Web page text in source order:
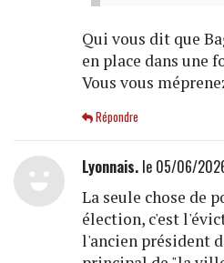
Qui vous dit que
en place dans une
Vous vous
Répondre
Lyonnais.le 05/06/
La seule chose de
élection, c'est
l'ancien président